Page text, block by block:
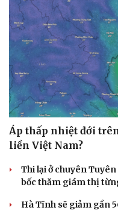
Áp thấp nhiệt đới
liền Việt Nam?
Thi lại ở chuyên
bốc thăm giám thị
Hà Tĩnh sẽ giảm gần